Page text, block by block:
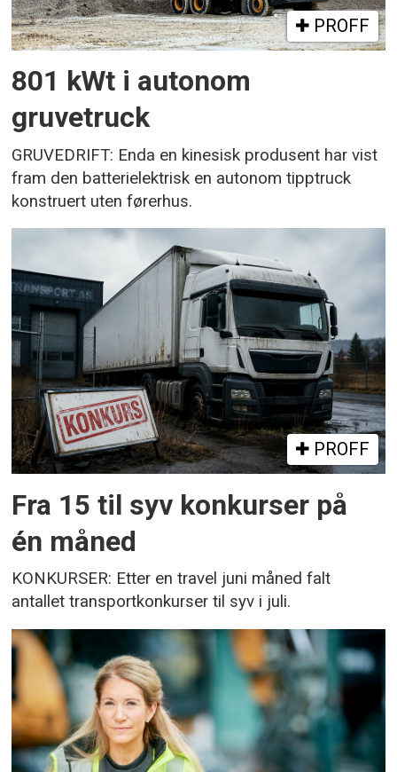
PROFF
801 kWt i autonom
gruvetruck
GRUVEDRIFT: Enda en kinesisk produsent har vist
fram den batterielektrisk en autonom tipptruck
konstruert uten førerhus.
PROFF
Fra 15 til syv konkurser på
én måned
KONKURSER: Etter en travel juni måned falt
antallet transportkonkurser til syv i juli.